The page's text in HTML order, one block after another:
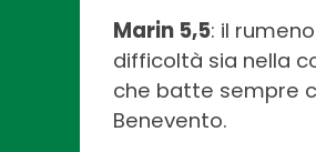
Marin 5,5: il
difficoltà sia nella
che batte sempre
Benevento.